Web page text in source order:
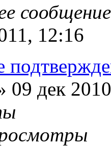
12:16
09 дек